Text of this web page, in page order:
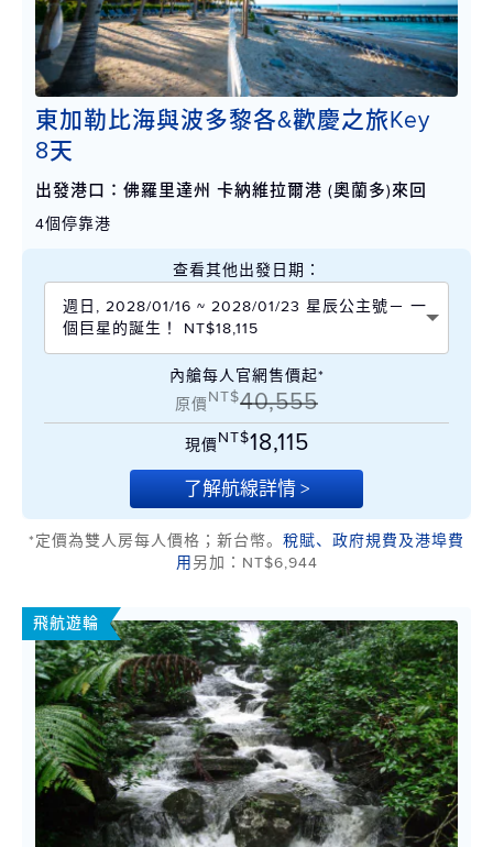
東加勒比海與波多黎各&歡慶之旅Key
8天
出發港口：佛羅里達州 卡納維拉爾港 (奧蘭多)來回
4個停靠港
查看其他出發日期：
週日, 2028/01/16 ~ 2028/01/23 星辰公主號－ 一
個巨星的誕生！ NT$18,115
內艙每人官網售價起*
原價NT$40,555
現價NT$18,115
了解航線詳情 >
*定價為雙人房每人價格；新台幣。 稅賦、政府規費及港埠費
用 另加：NT$6,944
飛航遊輪